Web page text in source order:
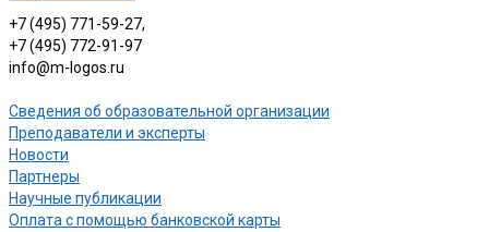
+7 (495) 771-59-27,
+7 (495) 772-91-97
info@m-logos.ru
Сведения об образовательной организации
Преподаватели и эксперты
Новости
Партнеры
Научные публикации
Оплата с помощью банковской карты